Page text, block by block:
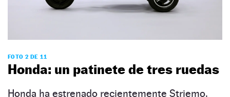
FOTO 2 DE 11
Honda: un patinete de tres ruedas
Honda ha estrenado recientemente Striemo,